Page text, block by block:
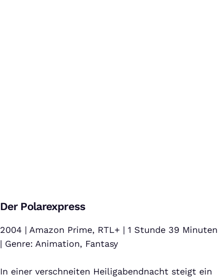
aufgebaut. Weitere Informationen findest Du in unserer
Der Polarexpress
2004 | Amazon Prime, RTL+ | 1 Stunde 39 Minuten
| Genre: Animation, Fantasy
In einer verschneiten Heiligabendnacht steigt ein